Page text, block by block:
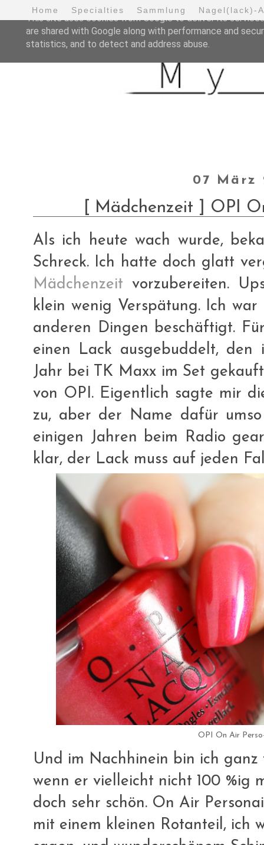
Home Specialties Sammlung Nagel(lack)-
07 März
[ Mädchenzeit ] OPI
Als ich heute wach wurde,
Schreck. Ich hatte doch glatt
Mädchenzeit vorzubereiten.
klein wenig Verspätung. Ich
anderen Dingen beschäftigt.
einen Lack ausgebuddelt,
Jahr bei TK Maxx im Set
von OPI. Eigentlich sagte mir
zu, aber der Name dafür
einigen Jahren beim Radio
klar, der Lack muss auf jeden
OPI On Air
Und im Nachhinein bin ich
wenn er vielleicht nicht 100 %ig
doch sehr schön. On Air
mit einem kleinen Rotanteil, ich
This site uses cookies from Google to deliver its
are shared with Google along with performance and
statistics, and to detect and address abuse.